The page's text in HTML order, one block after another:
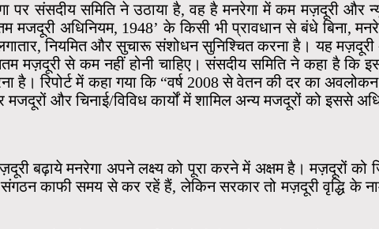
पर संसदीय समिति ने उठाया है, वह है मनरेगा में कम मज़दूरी
मजदूरी अधिनियम, 1948’ के किसी भी प्रावधान से बंधे बिना,
नियमित और सुचारू संशोधन सुनिश्चित करना है। यह
मज़दूरी से कम नहीं होनी चाहिए। संसदीय समिति ने कहा है
है। रिपोर्ट में कहा गया कि “वर्ष 2008 से वेतन की दर का
और चिनाई/विविध कार्यों में शामिल अन्य मजदूरों को इससे
बढ़ाये मनरेगा अपने लक्ष्य को पूरा करने में अक्षम है। मज़दूरों को
काफी समय से कर रहें हैं, लेकिन सरकार तो मज़दूरी वृद्धि के